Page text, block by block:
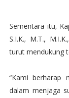
Sementara itu,
S.I.K., M.T.,
turut mendukung
“Kami berharap
dalam menjaga